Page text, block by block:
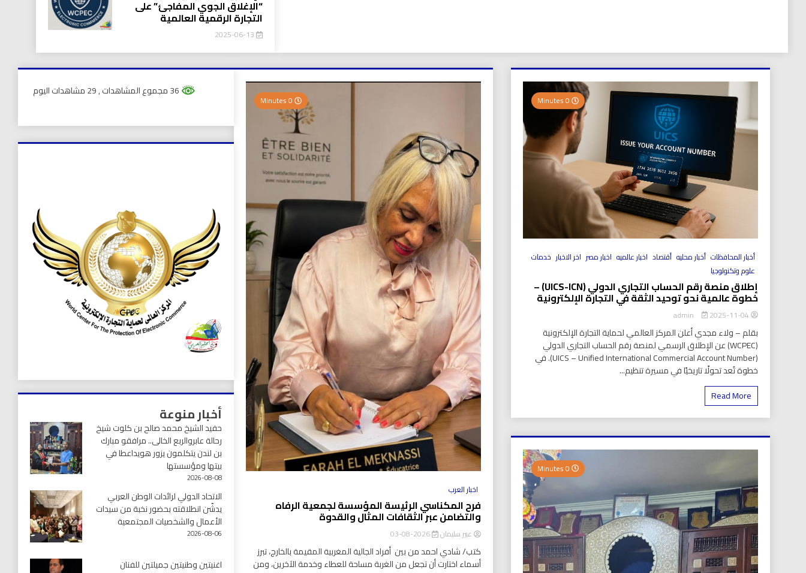
“الإغلاق الجوي المفاجئ” على
التجارة الرقمية العالمية
2025-06-13
أخبار المحافظات أخبار محليه أقتصاد اخبار عالميه اخبار مصر اخر الاخبار خدمات
علوم وتكنولوجيا
إطلاق منصة رقم الحساب التجاري الدولي (UICS-ICN) –
خطوة عالمية نحو توحيد الثقة في التجارة الإلكترونية
2025-11-04
بقلم – ولاء مجدي أعلن المركز العالمي لحماية التجارة الإلكترونية
(WCPEC) عن الإطلاق الرسمي لمنصة رقم الحساب التجاري الدولي
(UICS – Unified International Commercial Account Number). في
خطوة تُعد تحولًا تاريخيًا في مسيرة تنظيم...
Read More
اخبار العرب
فرح المكناسي الرئيسة المؤسسة لجمعية الرفاه
والتضامن عبر الثقافات المثال والقدوة
عبير سليمان 2026-08-03
كتب/ شادي احمد من بين أفراد الجالية المغربية المقيمة بالخارج، تبرز
أسماء اختارت أن تجعل من الغربة مساحة للعطاء وخدمة الآخرين، ومن
, 29 مشاهدات اليوم
أخبار منوعة
حفيد الشيخ محمد صالح بن كلوت شيخ
رحالة عابروالربع الخالى.. مرافقو مبارك
بن لندن يتكلمون يزور هويداعطا في
بيتها ومؤسستها
2026-08-08
الاتحاد الدولي لرائدات الوطن العربي
يدشّن انطلاقته بحضور نخبة من سيدات
الأعمال والشخصيات المجتمعية
2026-08-06
اغنيتين وطنيتين جميلتين للفنان